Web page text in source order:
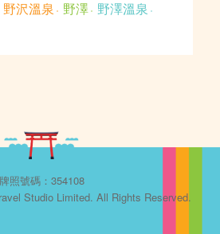
野沢溫泉 野澤 野澤溫泉
牌照號碼：354108
Studio Limited. All Rights Reserved.